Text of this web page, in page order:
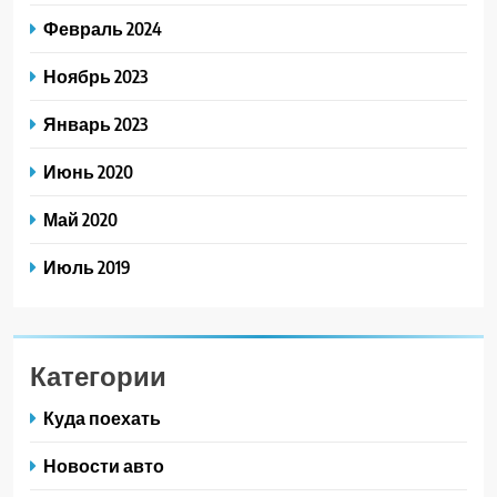
Февраль 2024
Ноябрь 2023
Январь 2023
Июнь 2020
Май 2020
Июль 2019
Категории
Куда поехать
Новости авто